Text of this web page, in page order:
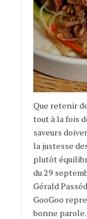
Que retenir
tout à la fois
saveurs
la justesse
plutôt
du 29
Gérald
GooGoo
bonne